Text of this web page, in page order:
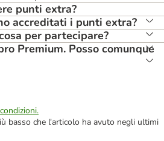
punti extra?
accreditati i punti extra?
per partecipare?
Premium. Posso comunque
basso che l'articolo ha avuto negli ultimi